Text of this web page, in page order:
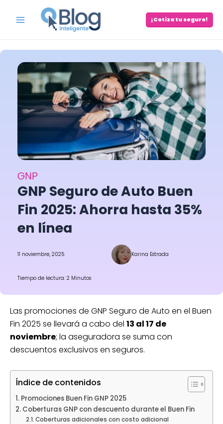
Menu
¡Cotiza tu seguro!
GNP
GNP Seguro de Auto Buen
Fin 2025: Ahorra hasta 35%
en línea
11 noviembre, 2025 Karina Estrada
Tiempo de lectura: 2 Minutos
Las promociones de GNP Seguro de Auto en el Buen
Fin 2025 se llevará a cabo del 13 al 17 de
noviembre; la aseguradora se suma con
descuentos exclusivos en seguros.
Índice de contenidos
Promociones Buen Fin GNP 2025
Coberturas GNP con descuento durante el Buen Fin
Coberturas adicionales con costo adicional